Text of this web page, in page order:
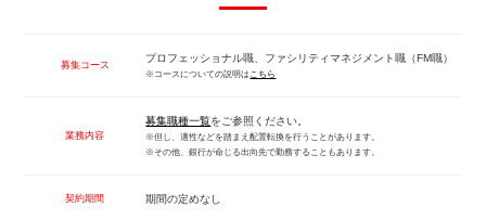
募集コース
プロフェッショナル職、ファシリティマネジメント職（FM職）
※コースについての説明は こちら
業務内容
募集職種一覧をご参照ください。
※但し、適性などを踏まえ配置転換を行うことがあります。
※その他、銀行が命じる出向先で勤務することもあります。
契約期間 期間の定めなし